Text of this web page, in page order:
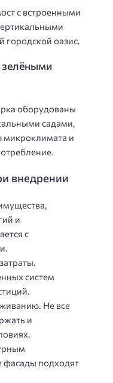
с встроенными
городской оазис.
оборудованы
садами,
микроклимата и
внедрении
и
с
систем
Не все
и
фасады подходят